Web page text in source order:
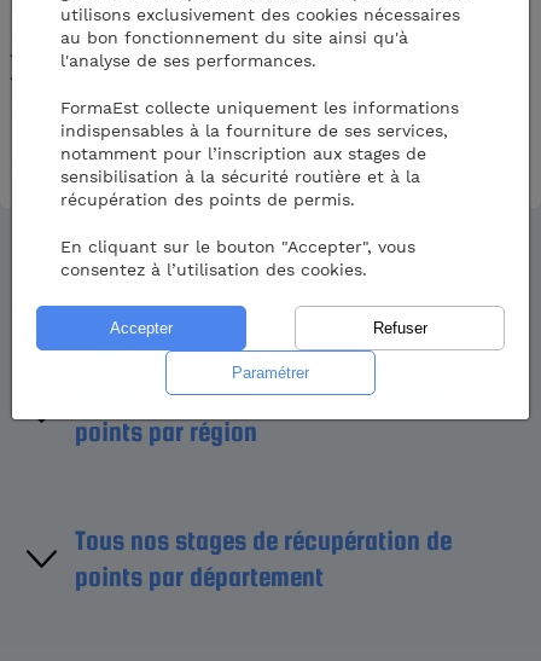
Le stage se déroule systématiquement sur 2
jours consécutifs, à raison de 7 heures par
journée.
Il a pour but, tout en traitant le programme
officiel prévu pour un stage de sensibilisation à
la sécurité routière, de prendre en considération
les cas particuliers des uns et des autres.
Tous nos stages de récupération de
points par région
Région Centre-Val de Loire
Tous nos stages de récupération de
points par département
utilisons exclusivement des cookies nécessaires
au bon fonctionnement du site ainsi qu'à
l'analyse de ses performances.
FormaEst collecte uniquement les informations
indispensables à la fourniture de ses services,
notamment pour l’inscription aux stages de
sensibilisation à la sécurité routière et à la
récupération des points de permis.
En cliquant sur le bouton "Accepter", vous
consentez à l’utilisation des cookies.